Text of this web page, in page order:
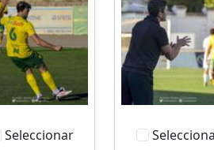
Seleccionar